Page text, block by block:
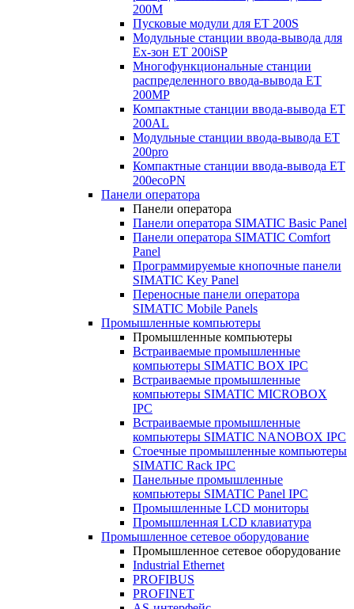
200M
Пусковые модули для ET 200S
Модульные станции ввода-вывода для
Ex-зон ET 200iSP
Многофункциональные станции
распределенного ввода-вывода ET
200MP
Компактные станции ввода-вывода ET
200AL
Модульные станции ввода-вывода ET
200pro
Компактные станции ввода-вывода ET
200ecoPN
Панели оператора
Панели оператора
Панели оператора SIMATIC Basic Panel
Панели оператора SIMATIC Comfort
Panel
Программируемые кнопочные панели
SIMATIC Key Panel
Переносные панели оператора
SIMATIC Mobile Panels
Промышленные компьютеры
Промышленные компьютеры
Встраиваемые промышленные
компьютеры SIMATIC BOX IPC
Встраиваемые промышленные
компьютеры SIMATIC MICROBOX
IPC
Встраиваемые промышленные
компьютеры SIMATIC NANOBOX IPC
Стоечные промышленные компьютеры
SIMATIC Rack IPC
Панельные промышленные
компьютеры SIMATIC Panel IPC
Промышленные LCD мониторы
Промышленная LCD клавиатура
Промышленное сетевое оборудование
Промышленное сетевое оборудование
Industrial Ethernet
PROFIBUS
PROFINET